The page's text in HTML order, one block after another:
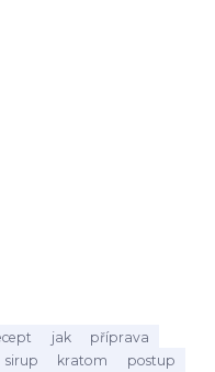
jak
příprava
sirup kratom
postup